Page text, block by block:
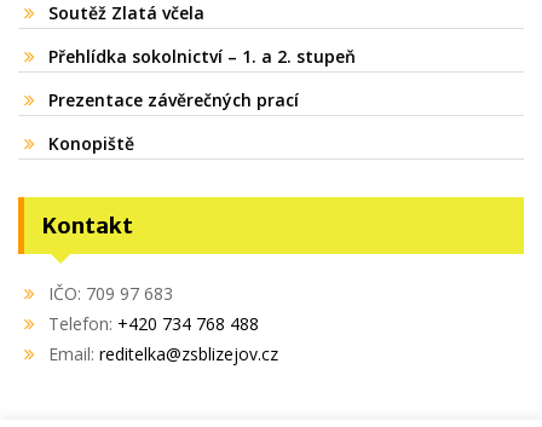
Soutěž Zlatá včela
Přehlídka sokolnictví – 1. a 2. stupeň
Prezentace závěrečných prací
Konopiště
Kontakt
IČO: 709 97 683
Telefon: +420 734 768 488
Email: reditelka@zsblizejov.cz